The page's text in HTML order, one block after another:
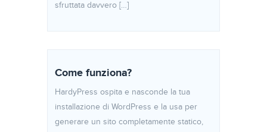
sfruttata davvero […]
Come funziona?
HardyPress ospita e nasconde la tua
installazione di WordPress e la usa per
generare un sito completamente statico,